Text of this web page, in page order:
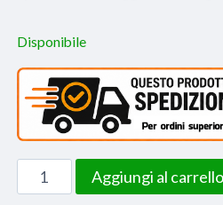
Disponibile
Lord
of
Aggiungi al carrello